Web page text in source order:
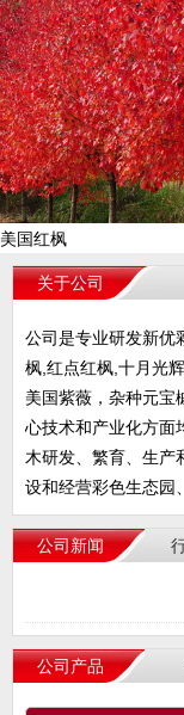
美国红枫
关于公司
公司是专业研发新优
枫,红点红枫,十月光
美国紫薇，杂种元宝
心技术和产业化方面
木研发、繁育、生产
设和经营彩色生态园
公司新闻
公司产品